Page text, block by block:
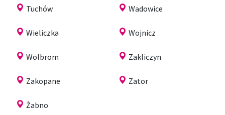
Tuchów Wadowice
Wieliczka Wojnicz
Wolbrom Zakliczyn
Zakopane Zator
Żabno